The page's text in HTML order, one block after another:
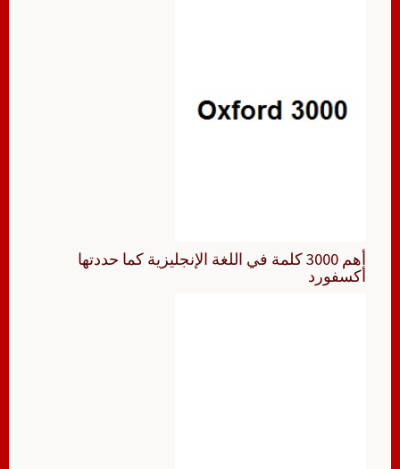
أهم 3000 كلمة في اللغة الإنجليزية كما حددتها
أكسفورد